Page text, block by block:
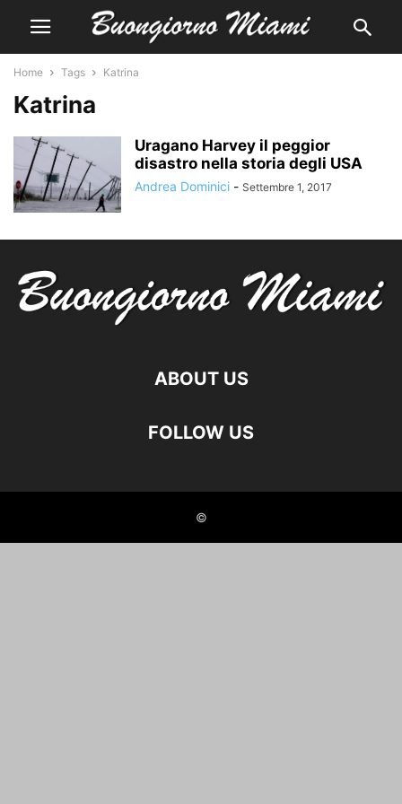
Home Tags Katrina
Katrina
Uragano Harvey il peggior
disastro nella storia degli USA
Andrea Dominici - Settembre 1, 2017
ABOUT US
FOLLOW US
©